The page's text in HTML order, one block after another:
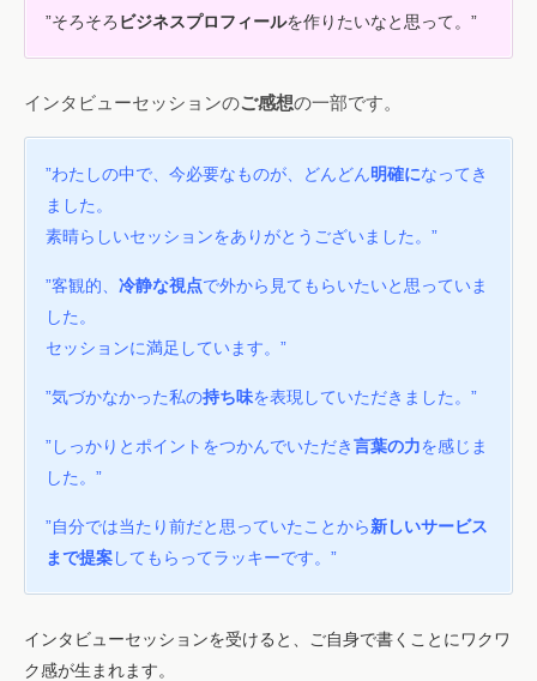
”そろそろ ビジネスプロフィールを作りたいなと思って。”
インタビューセッションのご感想の一部です。
”わたしの中で、今必要なものが、どんどん明確になってき
ました。
素晴らしいセッションをありがとうございました。”
”客観的、 冷静な視点で外から見てもらいたいと思っていま
した。
セッションに満足しています。”
”気づかなかった私の持ち味を表現していただきました。”
”しっかりとポイントをつかんでいただき言葉の力を感じま
した。”
”自分では当たり前だと思っていたことから新しいサービス
まで提案してもらってラッキーです。”
インタビューセッションを受けると、ご自身で書くことにワクワ
ク感が生まれます。